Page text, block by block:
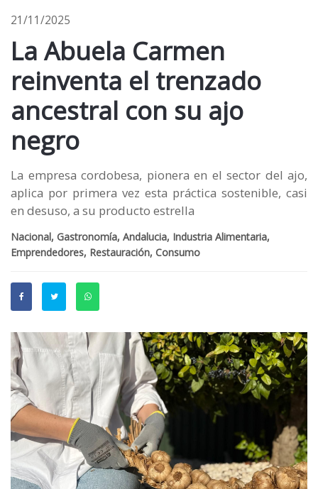
21/11/2025
La Abuela Carmen
reinventa el trenzado
ancestral con su ajo
negro
La empresa cordobesa, pionera en el sector del ajo,
aplica por primera vez esta práctica sostenible, casi
en desuso, a su producto estrella
Nacional, Gastronomía, Andalucia, Industria Alimentaria,
Emprendedores, Restauración, Consumo